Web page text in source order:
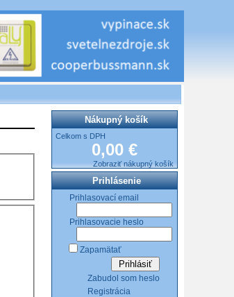
Nákupný košík
Celkom s DPH
0,00 €
Zobraziť nákupný košík
Prihlásenie
Prihlasovací email
Prihlasovacie heslo
Zapamätať
Zabudol som heslo
Registrácia